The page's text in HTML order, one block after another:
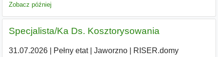
Zobacz później
Specjalista/Ka Ds. Kosztorysowania
31.07.2026| Pełny etat| Jaworzno| RISER.domy